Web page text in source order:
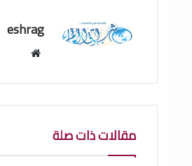
eshrag
موقع
مقالات ذات صلة